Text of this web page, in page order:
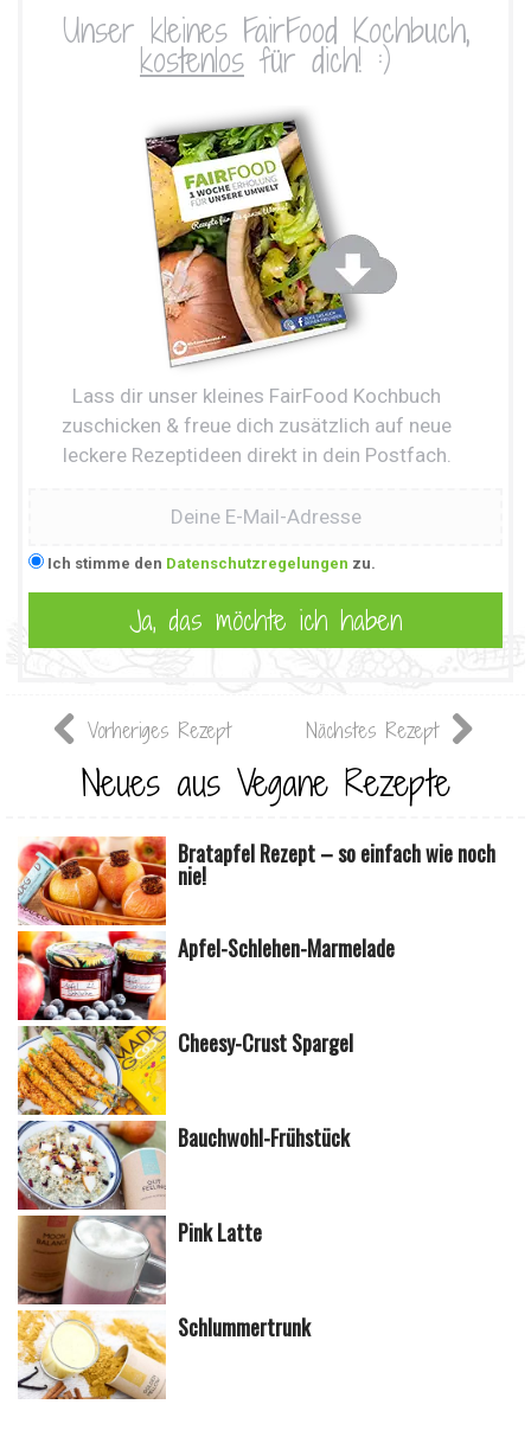
Unser kleines FairFood Kochbuch,
kostenlos für dich! :)
Lass dir unser kleines FairFood Kochbuch
zuschicken & freue dich zusätzlich auf neue
leckere Rezeptideen direkt in dein Postfach.
Ich stimme den Datenschutzregelungen zu.
Vorheriges Rezept Nächstes Rezept
Neues aus Vegane Rezepte
Bratapfel Rezept – so einfach wie noch
nie!
Apfel-Schlehen-Marmelade
Cheesy-Crust Spargel
Bauchwohl-Frühstück
Pink Latte
Schlummertrunk